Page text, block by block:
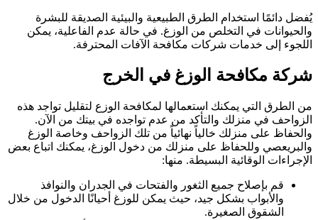
دائمًا استخدام الطرق الطبيعية والبيئية الصديقة للبشرة
في التخلص من الوزغ. في حالة عدم الفاعلية، يمكن
إلى خدمات شركات مكافحة الآفات المحترفة.
مكافحة الوزغ في الخرج
الطرق التي يمكنك استعمالها لمكافحة الوزع لتقليل تواجد هذه
في منزلك والتأكد من عدم تواجده في بيتك من الآن.
على منزلك خالياً نهائياً من تلك الزواحف وخاصة الوزغ
وللحفاظ على منزلك من دخول الوزغ، يمكنك اتباع بعض
الوقائية البسيطة. منها:
قم بإصلاح جميع الثغور والفتحات في الجدران والنوافذ
والأبواب بشكل جيد، حيث يمكن للوزغ أحيانًا الدخول من خلال
الشقوق الصغيرة.